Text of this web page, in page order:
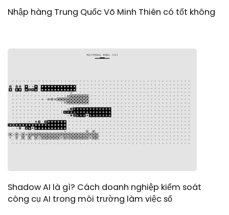
Nhập hàng Trung Quốc Võ Minh Thiên có tốt không
Shadow AI là gì? Cách doanh nghiệp kiểm soát
công cụ AI trong môi trường làm việc số